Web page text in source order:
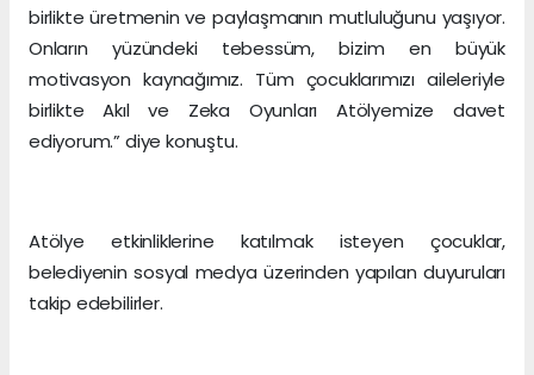
birlikte üretmenin ve paylaşmanın mutluluğunu yaşıyor.
Onların yüzündeki tebessüm, bizim en büyük
motivasyon kaynağımız. Tüm çocuklarımızı aileleriyle
birlikte Akıl ve Zeka Oyunları Atölyemize davet
ediyorum.” diye konuştu.
Atölye etkinliklerine katılmak isteyen çocuklar,
belediyenin sosyal medya üzerinden yapılan duyuruları
takip edebilirler.